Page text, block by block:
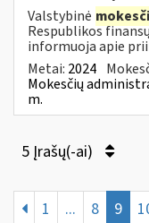
Valstybinė
Respublikos
informuoja apie
Metai: 2024
Mokesčių
m.
5 Įrašų(-ai)
1 ... 8 9